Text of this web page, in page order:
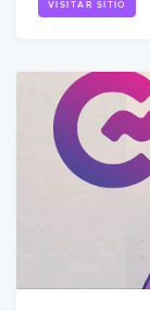
VISITAR SITIO